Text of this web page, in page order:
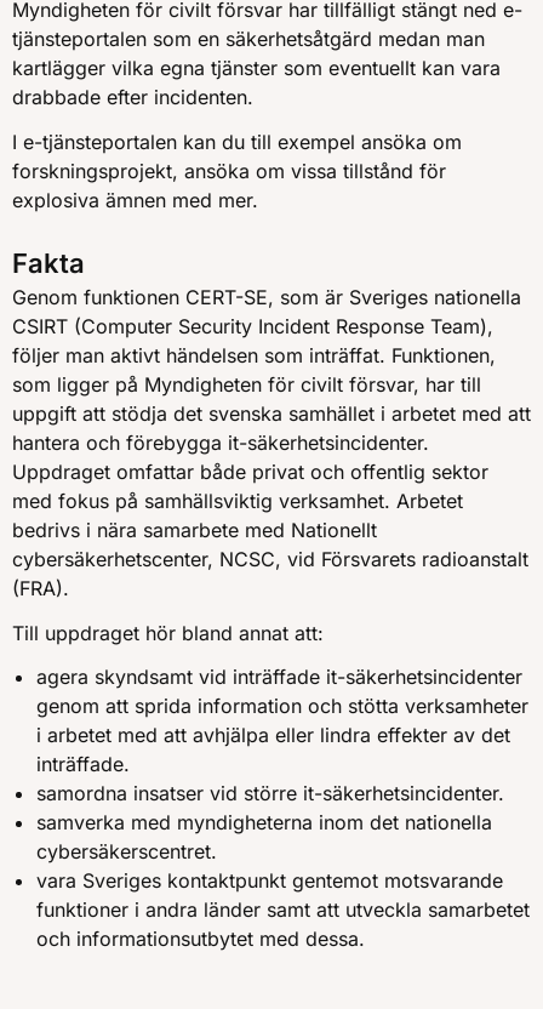
Myndigheten för civilt försvar har tillfälligt stängt ned e-
tjänsteportalen som en säkerhetsåtgärd medan man
kartlägger vilka egna tjänster som eventuellt kan vara
drabbade efter incidenten.
I e-tjänsteportalen kan du till exempel ansöka om
forskningsprojekt, ansöka om vissa tillstånd för
explosiva ämnen med mer.
Fakta
Genom funktionen CERT-SE, som är Sveriges nationella
CSIRT (Computer Security Incident Response Team),
följer man aktivt händelsen som inträffat. Funktionen,
som ligger på Myndigheten för civilt försvar, har till
uppgift att stödja det svenska samhället i arbetet med att
hantera och förebygga it-säkerhetsincidenter.
Uppdraget omfattar både privat och offentlig sektor
med fokus på samhällsviktig verksamhet. Arbetet
bedrivs i nära samarbete med Nationellt
cybersäkerhetscenter, NCSC, vid Försvarets radioanstalt
(FRA).
Till uppdraget hör bland annat att:
agera skyndsamt vid inträffade it-säkerhetsincidenter
genom att sprida information och stötta verksamheter
i arbetet med att avhjälpa eller lindra effekter av det
inträffade.
samordna insatser vid större it-säkerhetsincidenter.
samverka med myndigheterna inom det nationella
cybersäkerscentret.
vara Sveriges kontaktpunkt gentemot motsvarande
funktioner i andra länder samt att utveckla samarbetet
och informationsutbytet med dessa.